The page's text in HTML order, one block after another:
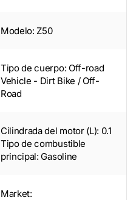
Modelo: Z50
Tipo de cuerpo: Off-road
Vehicle - Dirt Bike / Off-
Road
Cilindrada del motor (L): 0.1
Tipo de combustible
principal: Gasoline
Market: